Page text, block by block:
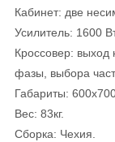
Кабинет: две
Усилитель: 1600
Кроссовер: выход
фазы, выбора
Габариты:
Вес: 83кг.
Сборка: Чехия.